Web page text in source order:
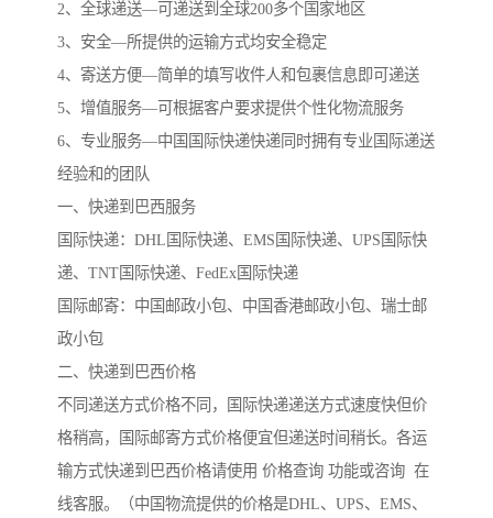
2、全球递送—可递送到全球200多个国家地区
3、安全—所提供的运输方式均安全稳定
4、寄送方便—简单的填写收件人和包裹信息即可递送
5、增值服务—可根据客户要求提供个性化物流服务
6、专业服务—中国国际快递快递同时拥有专业国际递送
经验和的团队
一、快递到巴西服务
国际快递：DHL国际快递、EMS国际快递、UPS国际快
递、TNT国际快递、FedEx国际快递
国际邮寄：中国邮政小包、中国香港邮政小包、瑞士邮
政小包
二、快递到巴西价格
不同递送方式价格不同，国际快递递送方式速度快但价
格稍高，国际邮寄方式价格便宜但递送时间稍长。各运
输方式快递到巴西价格请使用 价格查询 功能或咨询 在
线客服。（中国物流提供的价格是DHL、UPS、EMS、